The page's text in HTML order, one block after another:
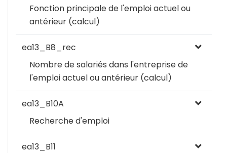
Fonction principale de l'emploi actuel ou
antérieur (calcul)
ea13_B8_rec
Nombre de salariés dans l'entreprise de
l'emploi actuel ou antérieur (calcul)
ea13_B10A
Recherche d'emploi
ea13_B11